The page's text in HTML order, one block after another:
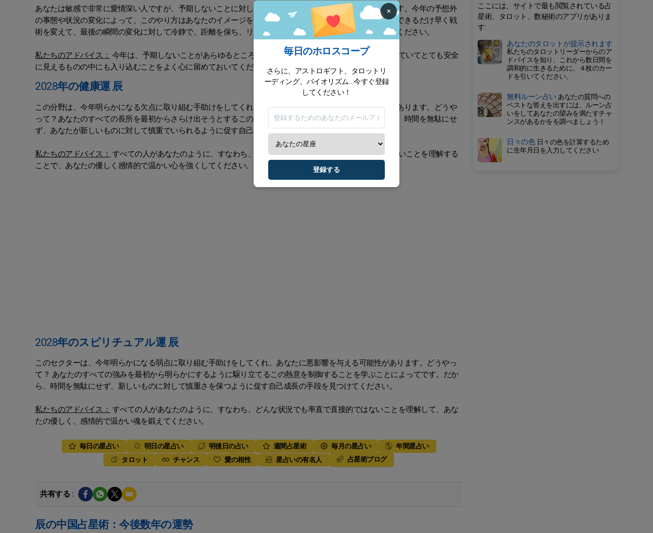
あなたは敏感で非常に愛情深い人ですが、予期しないことに対してはしばしば独裁的なアプローチを取ります。今年の予想外
の事態や状況の変化によって、このやり方はあなたのイメージを大いに損なうことになります。ですので、できるだけ早く戦
術を変えて、最後の瞬間の変化に対して冷静で、距離を保ち、リラックスしたアプローチを取るようにしてください。
私たちのアドバイス：今年は、予期しないことがあらゆるところに入り込む可能性があり、完璧に整理されていてとても安全
に見えるものの中にも入り込むことをよく心に留めておいてください。
2028年の健康運 辰
この分野は、今年明らかになる欠点に取り組む手助けをしてくれ、それがあなたに悪影響を与える可能性があります。どうや
って？あなたのすべての長所を最初からさらけ出そうとするこの熱意を制御することを学ぶことで。だから、時間を無駄にせ
ず、あなたが新しいものに対して慎重でいられるように促す自己成長の方法を見つけてください。
私たちのアドバイス： すべての人があなたのように、すなわち、あらゆる状況において率直で直接的ではないことを理解する
ことで、あなたの優しく感情的で温かい心を強くしてください。
2028年のスピリチュアル運 辰
このセクターは、今年明らかになる弱点に取り組む手助けをしてくれ、あなたに悪影響を与える可能性があります。どうやっ
て？ あなたのすべての強みを最初から明らかにするように駆り立てるこの熱意を制御することを学ぶことによってです。だか
ら、時間を無駄にせず、新しいものに対して慎重さを保つように促す自己成長の手段を見つけてください。
私たちのアドバイス：すべての人があなたのように、すなわち、どんな状況でも率直で直接的ではないことを理解して、あな
たの優しく、感情的で温かい魂を鍛えてください。
毎日の星占い 明日の星占い 明後日の占い 週間占星術 毎月の星占い
年間星占い
タロット
チャンス 愛の相性 星占いの有名人 占星術ブログ
共有する :
辰の中国占星術：今後数年の運勢
ここには、サイトで最も閲覧されている占
星術、タロット、数秘術のアプリがありま
す:
あなたのタロットが提示されます
私たちのタロットリーダーからのア
ドバイスを知り、これから数日間を
調和的に生きるために、４枚のカー
ドを引いてください。
無料ルーン占い あなたの質問への
ベストな答えを出すには、ルーン占
いをしてあなたの望みを満たすチャ
ンスがあるかをを調べましょう！
日々の色 日々の色を計算するため
に生年月日を入力してください
×
毎日のホロスコープ
さらに、アストロギフト、タロットリ
ーディング、バイオリズム...今すぐ登録
してください！
登録する